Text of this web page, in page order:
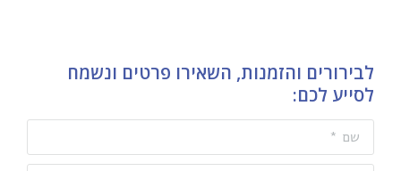
לבירורים והזמנות, השאירו פרטים ונשמח
לסייע לכם:
שם *